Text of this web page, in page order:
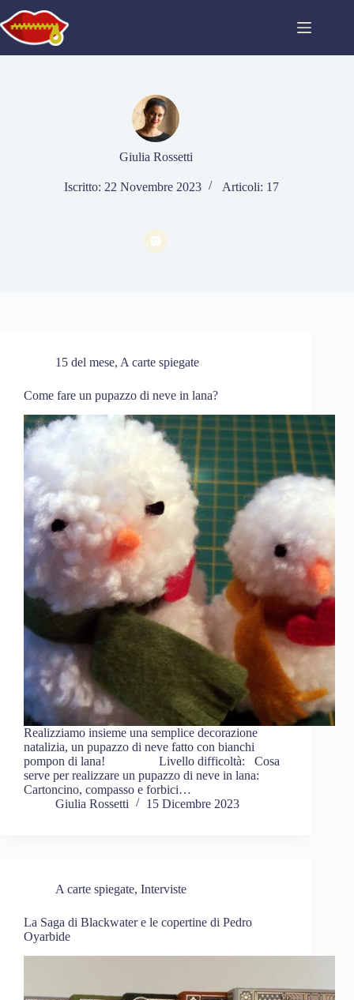
al
contenuto
Giulia Rossetti
Iscritto: 22 Novembre 2023 Articoli: 17
15 del mese, A carte spiegate
Come fare un pupazzo di neve in lana?
Realizziamo insieme una semplice decorazione
natalizia, un pupazzo di neve fatto con bianchi
pompon di lana! Livello difficoltà: Cosa
serve per realizzare un pupazzo di neve in lana:
Cartoncino, compasso e forbici…
Giulia Rossetti
15 Dicembre 2023
A carte spiegate, Interviste
La Saga di Blackwater e le copertine di Pedro
Oyarbide